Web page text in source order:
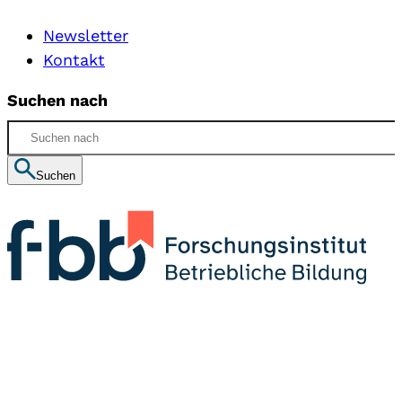
Newsletter
Kontakt
Suchen nach
Suchen